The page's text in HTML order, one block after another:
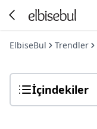
ElbiseBul Trendler
İçindekiler